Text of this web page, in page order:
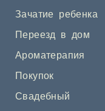
Зачатие ребенка
Переезд в дом
Ароматерапия
Покупок
Свадебный